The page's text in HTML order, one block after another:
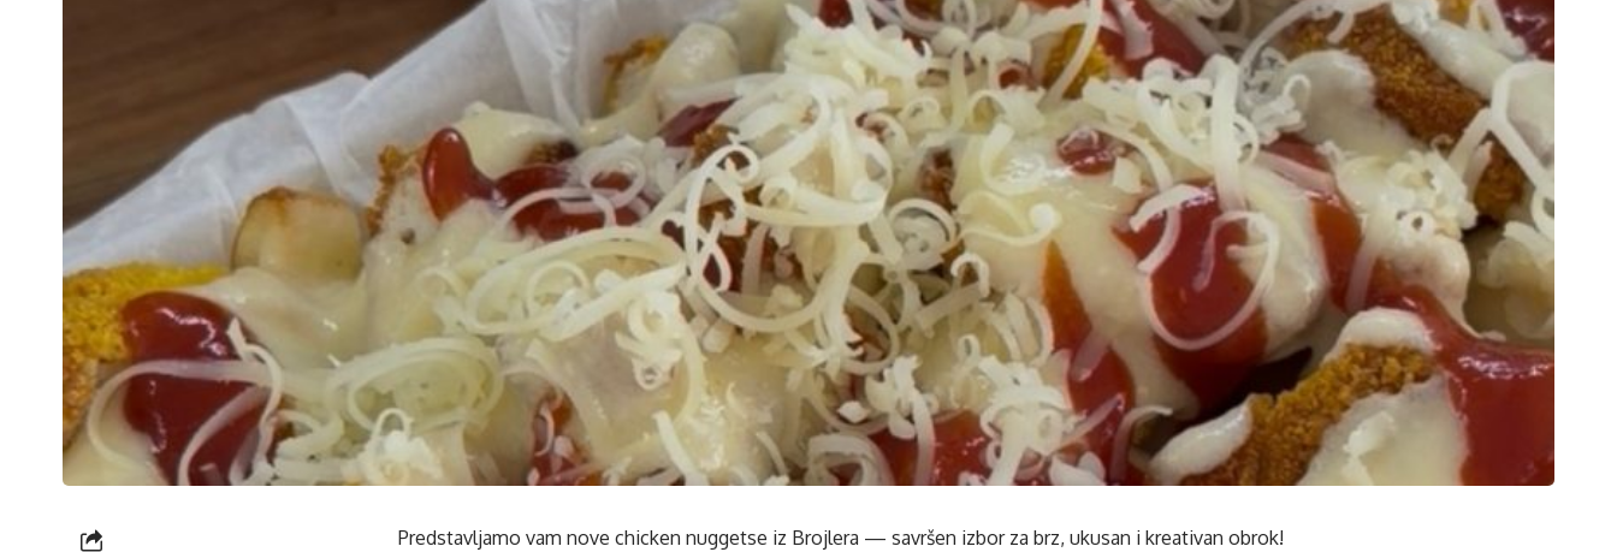
Predstavljamo vam nove chicken nuggetse iz Brojlera — savršen izbor za brz, ukusan i kreativan obrok!